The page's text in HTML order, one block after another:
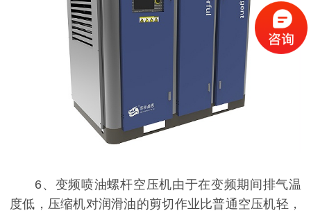
6、变频喷油螺杆空压机由于在变频期间排气温
度低，压缩机对润滑油的剪切作业比普通空压机轻，